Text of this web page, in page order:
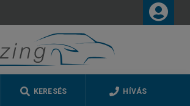
KERESÉS HÍVÁS